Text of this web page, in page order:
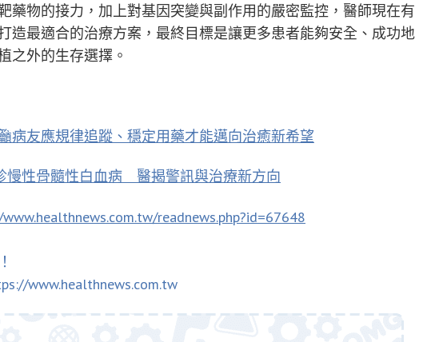
藥物的接力，加上對基因突變與副作用的嚴密監控，醫師現在有
造最適合的治療方案，最終目標是讓更多患者能夠安全、成功地
之外的生存選擇。
友應規律追蹤、穩定用藥才能邁向治癒新希望
慢性骨髓性白血病 醫揭警訊與治療新方向
readnews.php?id=67648
www.healthnews.com.tw